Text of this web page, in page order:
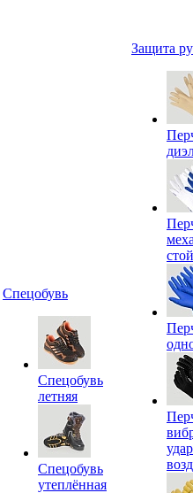
Спецобувь
Спецобувь
летняя
Спецобувь
утеплённая
Защита